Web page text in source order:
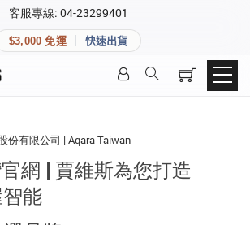
客服專線: 04-23299401
$3,000 免運 快速出貨
份有限公司 | Aqara Taiwan
網 | 賈維斯為您打造
能
會員資料與收藏清單。